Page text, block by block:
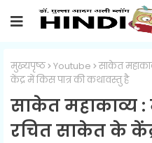
मुख्यपृष्ठ Youtube
साकेत
केंद्र में किस पात्र की कथावस्तु है
साकेत महाकाव्य
रचित साकेत के